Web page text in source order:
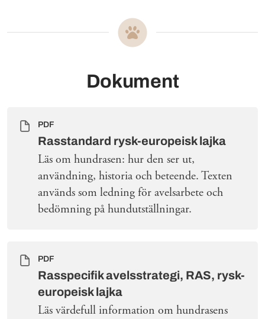
Dokument
PDF
Rasstandard rysk-europeisk lajka
Läs om hundrasen: hur den ser ut,
användning, historia och beteende. Texten
används som ledning för avelsarbete och
bedömning på hundutställningar.
PDF
Rasspecifik avelsstrategi, RAS, rysk-
europeisk lajka
Läs värdefull information om hundrasens